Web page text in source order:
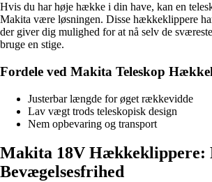
Hvis du har høje hække i din have, kan en
Makita være løsningen. Disse hækkeklippere
der giver dig mulighed for at nå selv de
bruge en stige.
Fordele ved Makita Teleskop
Justerbar længde for øget rækkevidde
Lav vægt trods teleskopisk design
Nem opbevaring og transport
Makita 18V Hækkeklippere:
Bevægelsesfrihed